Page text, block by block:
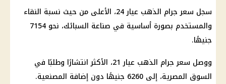
سجل سعر جرام الذهب عيار 24، الأعلى من حيث نسبة النقاء
والمستخدم بصورة أساسية في صناعة السبائك، نحو 7154
جنيهًا.
ووصل سعر جرام الذهب عيار 21، الأكثر انتشارًا وطلبًا في
السوق المصرية، إلى 6260 جنيهًا دون إضافة المصنعية.